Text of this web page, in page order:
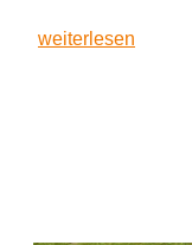
weiterlesen